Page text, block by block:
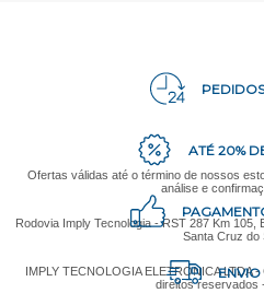
ATÉ 20%
Ofertas válidas até o término de nossos
análise e
Rodovia Imply Tecnologia - RST 287 Km 105,
Santa Cruz do
IMPLY TECNOLOGIA ELETRONICA LTDA
direitos reservados